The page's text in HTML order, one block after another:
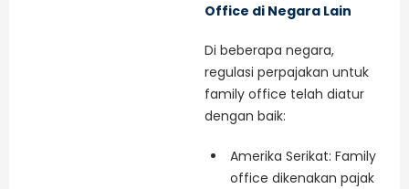
Office di Negara Lain
Di beberapa negara,
regulasi perpajakan untuk
family office telah diatur
dengan baik:
Amerika Serikat: Family
office dikenakan pajak